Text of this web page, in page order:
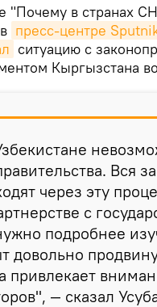
"Почему в странах
пресс-центре
ситуацию с
Кыргызстана
Вся
через эту
с
подробнее
довольно
привлекает
— сказал